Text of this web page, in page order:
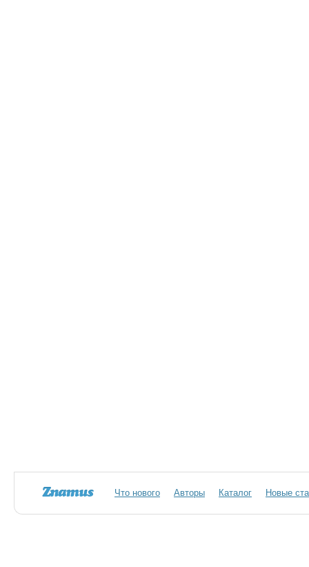
Что нового Авторы Каталог Новые